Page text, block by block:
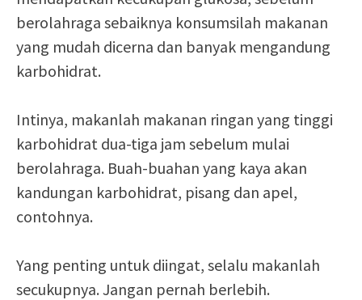
berolahraga sebaiknya konsumsilah makanan
yang mudah dicerna dan banyak mengandung
karbohidrat.
Intinya, makanlah makanan ringan yang tinggi
karbohidrat dua-tiga jam sebelum mulai
berolahraga. Buah-buahan yang kaya akan
kandungan karbohidrat, pisang dan apel,
contohnya.
Yang penting untuk diingat, selalu makanlah
secukupnya. Jangan pernah berlebih.